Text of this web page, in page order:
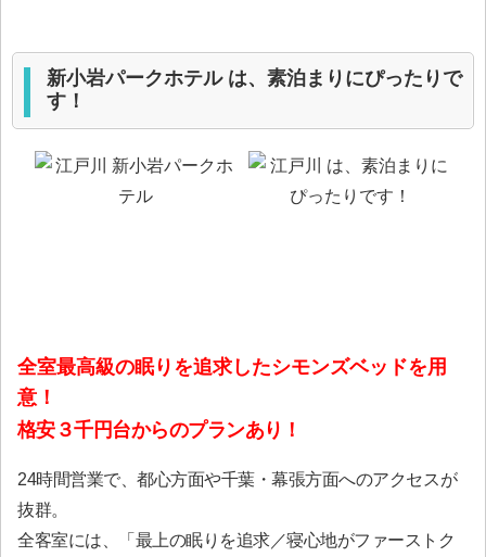
新小岩パークホテル は、素泊まりにぴったりで
す！
全室最高級の眠りを追求したシモンズベッドを用
意！
格安３千円台からのプランあり！
24時間営業で、都心方面や千葉・幕張方面へのアクセスが
抜群。
全客室には、「最上の眠りを追求／寝心地がファーストク